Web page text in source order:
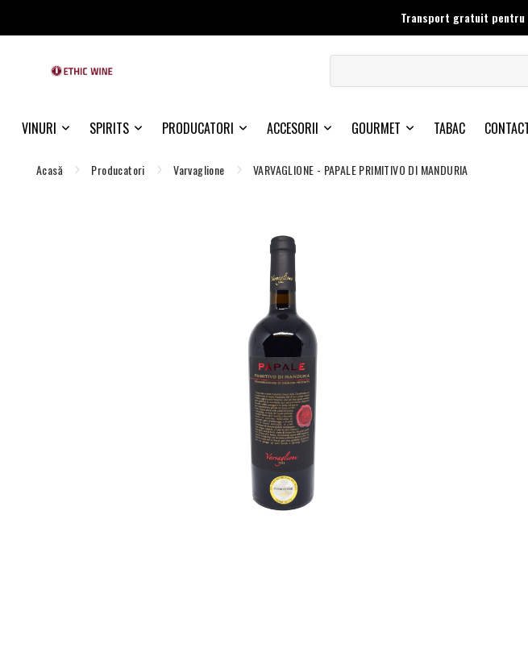
Transport gratuit pentru
VINURI SPIRITS PRODUCATORI ACCESORII GOURMET TABAC
Acasă Producatori Varvaglione VARVAGLIONE - PAPALE PRIMITIVO DI MANDURIA